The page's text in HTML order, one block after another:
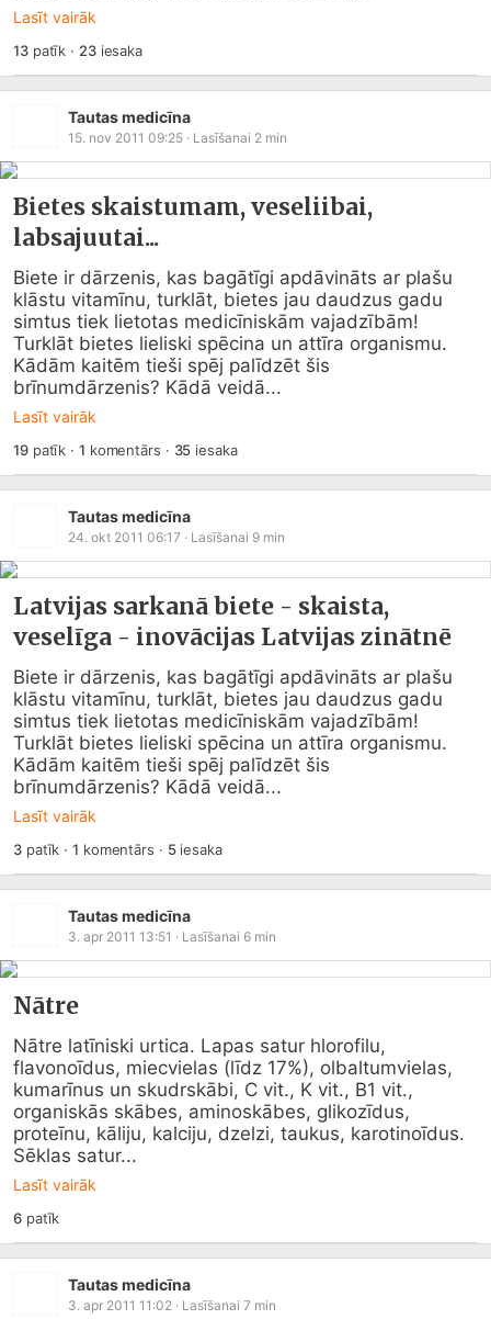
Lasīt vairāk
13patīk · 23iesaka
Tautas medicīna
15. nov 2011 09:25 · Lasīšanai 2 min
Bietes skaistumam, veseliibai,
labsajuutai...
Biete ir dārzenis, kas bagātīgi apdāvināts ar plašu
klāstu vitamīnu, turklāt, bietes jau daudzus gadu
simtus tiek lietotas medicīniskām vajadzībām!
Turklāt bietes lieliski spēcina un attīra organismu.
Kādām kaitēm tieši spēj palīdzēt šis
brīnumdārzenis? Kādā veidā...
Lasīt vairāk
19patīk · 1 komentārs · 35 iesaka
Tautas medicīna
24. okt 2011 06:17 · Lasīšanai 9 min
Latvijas sarkanā biete - skaista,
veselīga - inovācijas Latvijas zinātnē
Biete ir dārzenis, kas bagātīgi apdāvināts ar plašu
klāstu vitamīnu, turklāt, bietes jau daudzus gadu
simtus tiek lietotas medicīniskām vajadzībām!
Turklāt bietes lieliski spēcina un attīra organismu.
Kādām kaitēm tieši spēj palīdzēt šis
brīnumdārzenis? Kādā veidā...
Lasīt vairāk
3patīk ·1 komentārs · 5iesaka
Tautas medicīna
3. apr 2011 13:51 · Lasīšanai 6 min
Nātre
Nātre latīniski urtica. Lapas satur hlorofilu,
flavonoīdus, miecvielas (līdz 17%), olbaltumvielas,
kumarīnus un skudrskābi, C vit., K vit., B1 vit.,
organiskās skābes, aminoskābes, glikozīdus,
proteīnu, kāliju, kalciju, dzelzi, taukus, karotinoīdus.
Sēklas satur...
Lasīt vairāk
6patīk
Tautas medicīna
3. apr 2011 11:02 · Lasīšanai 7 min